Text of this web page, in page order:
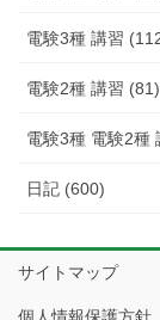
電験3種 講習
電験2種 講習 (81)
電験3種 電験2種
日記 (600)
サイトマップ